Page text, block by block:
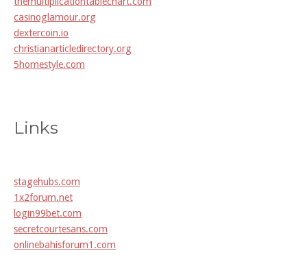
casinoglamour.org
dextercoin.io
christianarticledirectory.org
5homestyle.com
Links
stagehubs.com
1x2forum.net
login99bet.com
secretcourtesans.com
onlinebahisforum1.com